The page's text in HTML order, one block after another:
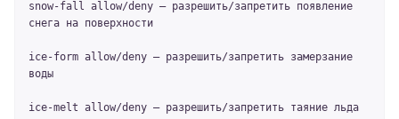
snow-fall allow/deny – разрешить/запретить появление
снега на поверхности
ice-form allow/deny – разрешить/запретить замерзание
воды
ice-melt allow/deny – разрешить/запретить таяние льда